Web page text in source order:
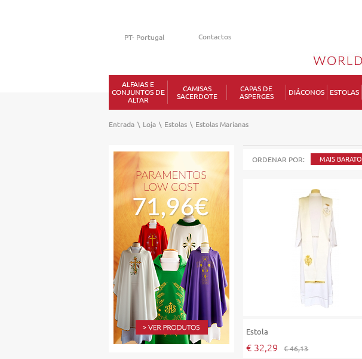
Contactos
ALFAIAS E
CONJUNTOS DE
ALTAR
CAMISAS
SACERDOTE
CAPAS DE
ASPERGES
DIÁCONOS ESTOLAS
Entrada \ Loja \ Estolas \ Estolas Marianas
ORDENAR POR: MAIS BARATO
Estola
€ 32,29 € 46,13